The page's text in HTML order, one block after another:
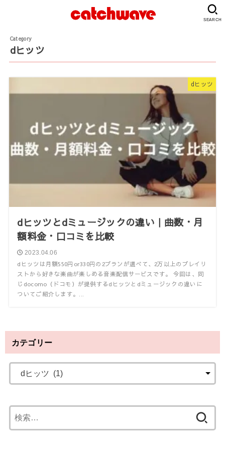
SEARCH
dヒッツ
dヒッツ
dヒッツとdミュージックの違い｜曲数・月
額料金・口コミを比較
2023.04.06
dヒッツは月額550円or330円の2プランが選べて、2万以上のプレイリ
ストから好きな楽曲が楽しめる音楽配信サービスです。 今回は、同
じdocomo（ドコモ）が提供するdヒッツとdミュージックの違いに
ついてご紹介します。...
カテゴリー
索